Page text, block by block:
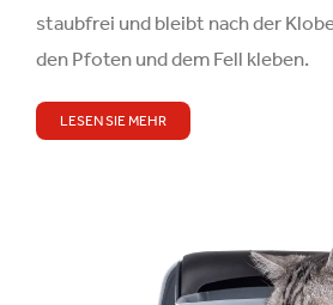
staubfrei und bleibt nach der
den Pfoten und dem Fell kleben.
LESEN SIE MEHR